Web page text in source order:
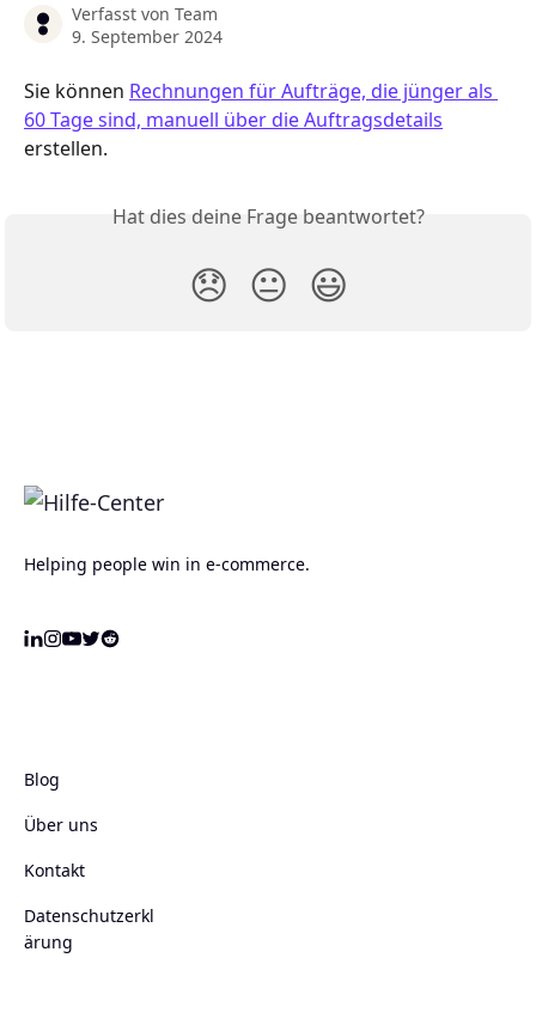
Verfasst von Team
9. September 2024
Sie können Rechnungen für Aufträge, die jünger als
60 Tage sind, manuell über die Auftragsdetails
erstellen.
Hat dies deine Frage beantwortet?
😞 😐 😃
Helping people win in e-commerce.
Blog
Über uns
Kontakt
Datenschutzerkl
ärung